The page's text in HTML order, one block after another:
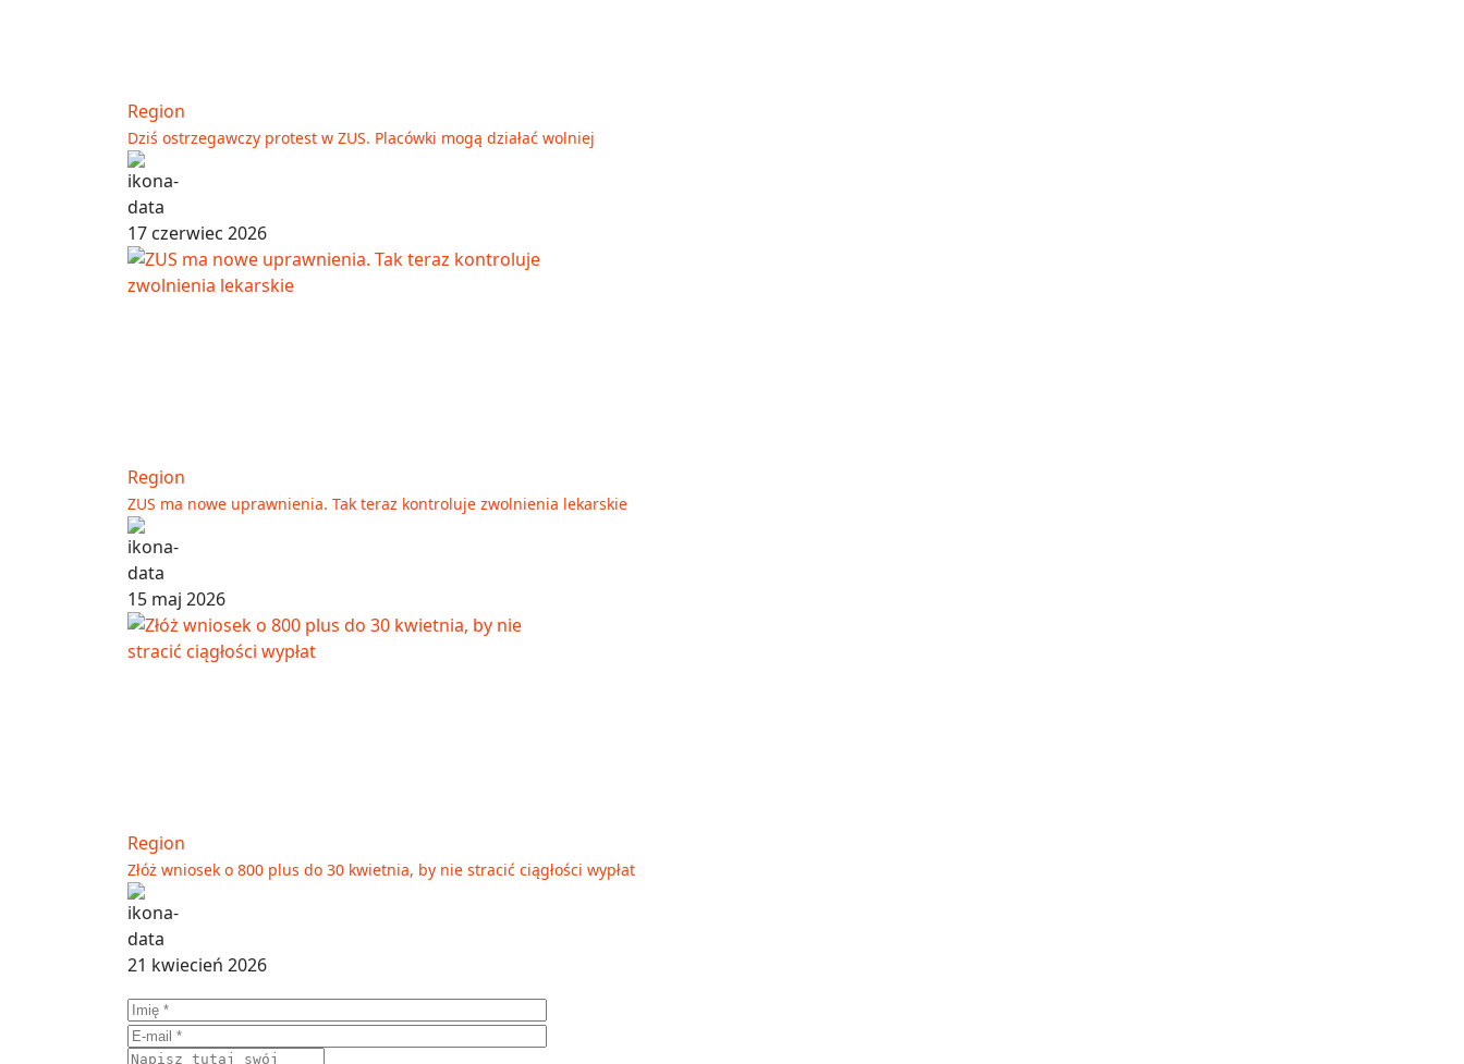
Region
Dziś ostrzegawczy protest w ZUS. Placówki mogą działać wolniej
17 czerwiec 2026
Region
ZUS ma nowe uprawnienia. Tak teraz kontroluje zwolnienia lekarskie
15 maj 2026
Region
Złóż wniosek o 800 plus do 30 kwietnia, by nie stracić ciągłości wypłat
21 kwiecień 2026